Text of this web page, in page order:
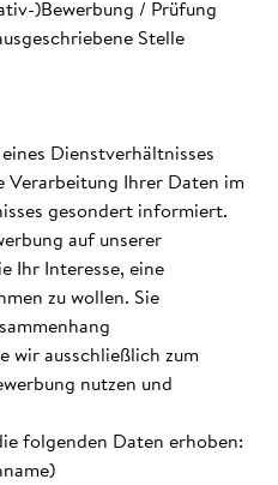
)Bewerbung / Prüfung
Stelle
Dienstverhältnisses
Verarbeitung Ihrer Daten im
gesondert informiert.
auf unserer
Ihr Interesse, eine
zu wollen. Sie
wir ausschließlich zum
nutzen und
folgenden Daten erhoben: